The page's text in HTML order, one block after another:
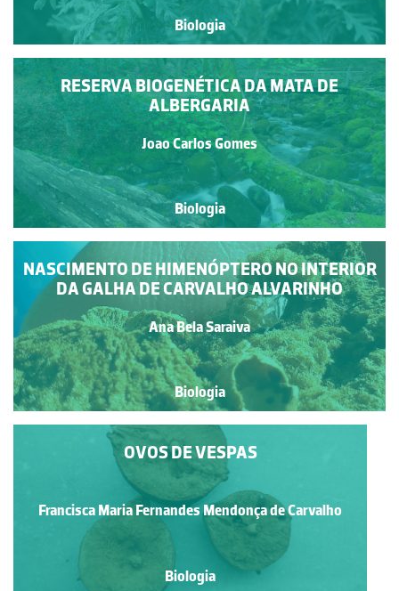
Biologia
RESERVA BIOGENÉTICA DA MATA DE
ALBERGARIA
Joao Carlos Gomes
Biologia
NASCIMENTO DE HIMENÓPTERO NO INTERIOR
DA GALHA DE CARVALHO ALVARINHO
Ana Bela Saraiva
Biologia
OVOS DE VESPAS
Francisca Maria Fernandes Mendonça de Carvalho
Biologia